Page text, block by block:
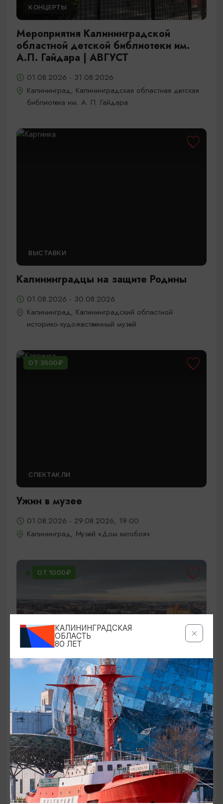
КОНЦЕРТЫ
Мероприятия Калининградской
областной детской библиотеки им.
А.П. Гайдара | АВГУСТ
01.08.2026 - 31.08.2026
Калининград, Калининградская областная детская
библиотека им. А. П. Гайдара
ВЫСТАВКИ
Калининградцы на защите Родины
01.08.2026 - 30.08.2026
Калининград, Калининградский областной
историко-художественный музей
ОТ 3500₽
СПЕКТАКЛИ
Ужин в музее
01.08.2026 - 29.08.2026, 19:00
Калининград, Музей «Дом китобоя»
ОТ 1000₽
САМОЕ ИНТЕРЕСНОЕ
Промзоны, мосты, бастионы
01.08.2026 - 31.08.2026, СР и ПТ в 11:00
Калининград, Калининградский областной музей
изобразительных искусств
ОТ 250₽
КАЛИНИНГРАДСКАЯ
ОБЛАСТЬ
80 ЛЕТ